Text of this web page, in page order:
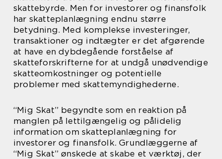
skattebyrde. Men for investorer og finansfolk
har skatteplanlægning endnu større
betydning. Med komplekse investeringer,
transaktioner og indtægter er det afgørende
at have en dybdegående forståelse af
skatteforskrifterne for at undgå unødvendige
skatteomkostninger og potentielle
problemer med skattemyndighederne.
“Mig Skat” begyndte som en reaktion på
manglen på lettilgængelig og pålidelig
information om skatteplanlægning for
investorer og finansfolk. Grundlæggerne af
“Mig Skat” ønskede at skabe et værktøj, der